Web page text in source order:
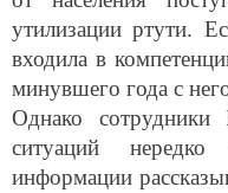
утилизации ртути.
входила в
минувшего года с
Однако сотрудники
ситуаций нередко
информации